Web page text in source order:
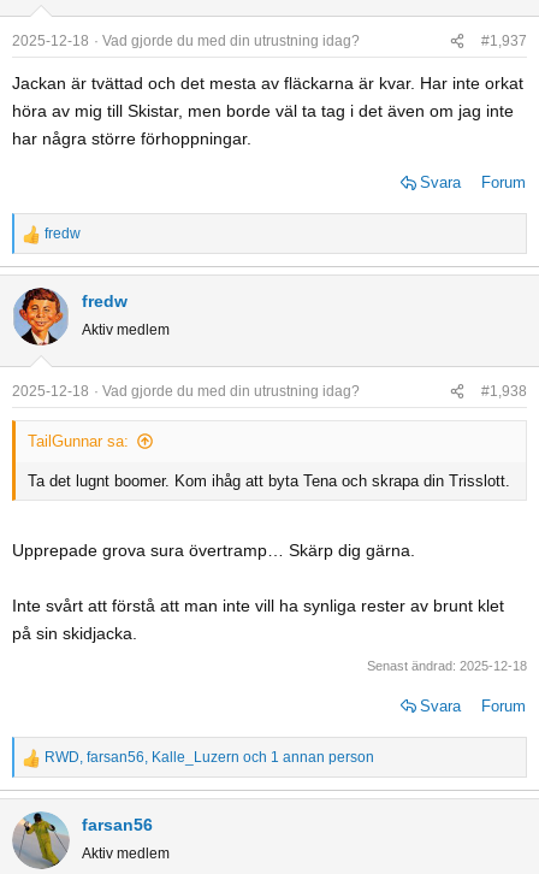
i
o
n
s
:
2025-12-18 Vad gjorde du med din utrustning idag? #1,937
Jackan är tvättad och det mesta av fläckarna är kvar. Har inte orkat
höra av mig till Skistar, men borde väl ta tag i det även om jag inte
har några större förhoppningar.
Svara Forum
R
e
a
c
t
i
o
n
fredw
fredw
Aktiv medlem
2025-12-18 Vad gjorde du med din utrustning idag? #1,938
TailGunnar sa:
Ta det lugnt boomer. Kom ihåg att byta Tena och skrapa din Trisslott.
Upprepade grova sura övertramp… Skärp dig gärna.
Inte svårt att förstå att man inte vill ha synliga rester av brunt klet
på sin skidjacka.
Senast ändrad: 2025-12-18
Svara Forum
R
e
a
c
t
RWD, farsan56, Kalle_Luzern och 1 annan person
farsan56
Aktiv medlem